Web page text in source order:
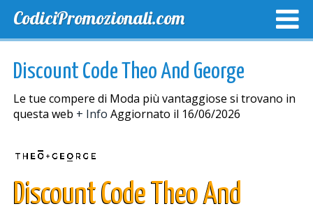
CodiciPromozionali.com
Discount Code Theo And George
Le tue compere di Moda più vantaggiose si trovano in
questa web + Info Aggiornato il 16/06/2026
Discount Code Theo And